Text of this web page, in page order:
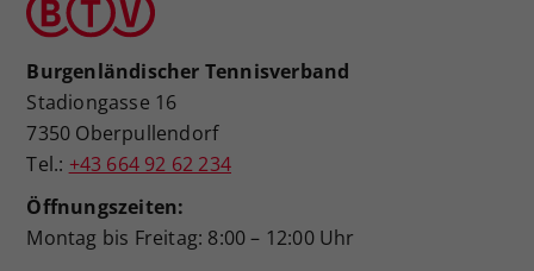
Burgenländischer Tennisverband
Stadiongasse 16
7350 Oberpullendorf
Tel.: +43 664 92 62 234
Öffnungszeiten:
Montag bis Freitag: 8:00 – 12:00 Uhr